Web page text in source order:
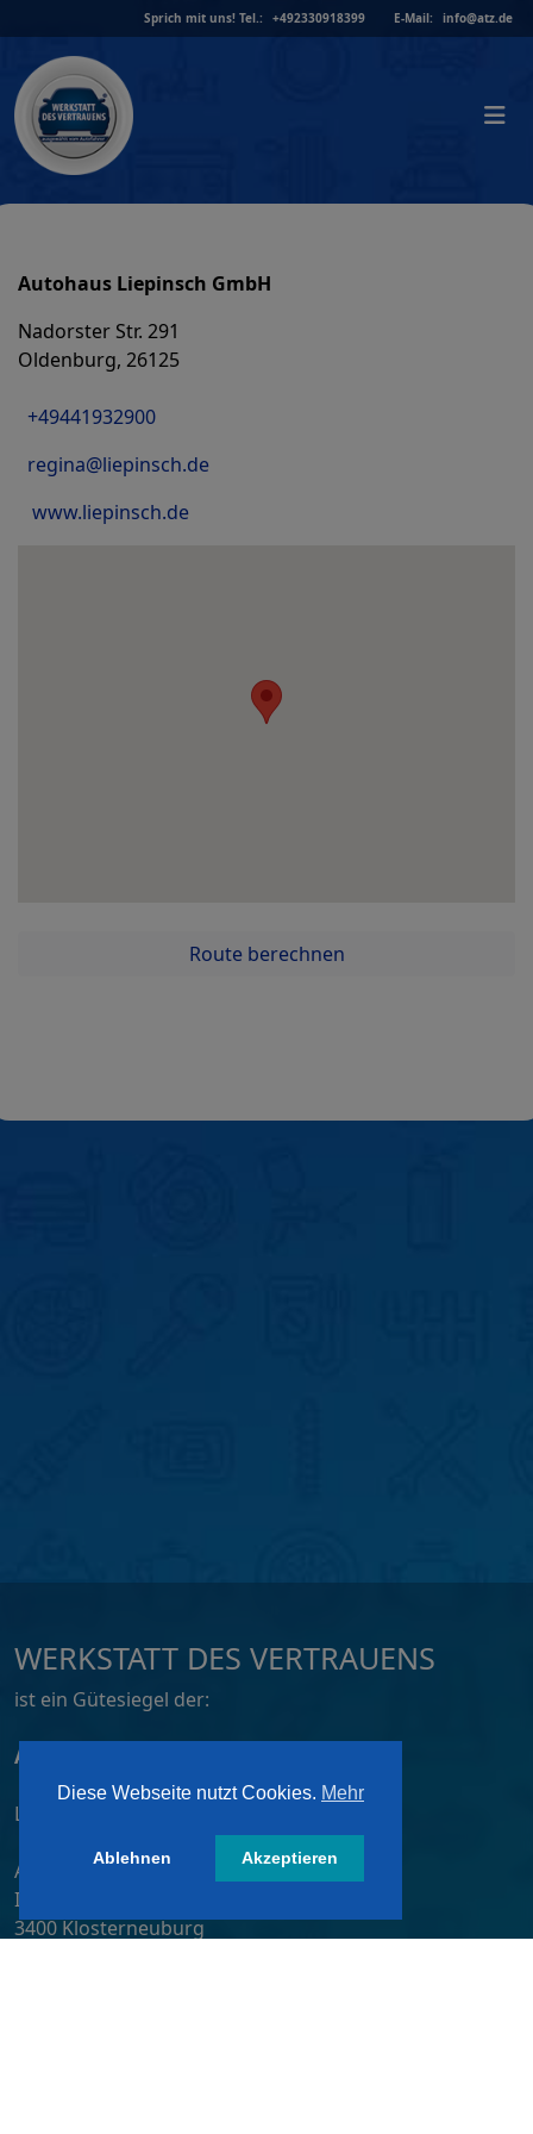
to
content
Sprich mit uns! Tel.: +492330918399 E-Mail: info@atz.de
Autohaus Liepinsch GmbH
Nadorster Str. 291
Oldenburg, 26125
+49441932900
regina@liepinsch.de
www.liepinsch.de
Route berechnen
WERKSTATT DES VERTRAUENS
ist ein Gütesiegel der:
ATZ AG, Dortmund
Lizensiert von:
A&W-Verlag GmbH
Inkustraße 1-7 / Stiege 4 / 2. OG
3400 Klosterneuburg
Diese Webseite nutzt Cookies. Mehr
Ablehnen Akzeptieren